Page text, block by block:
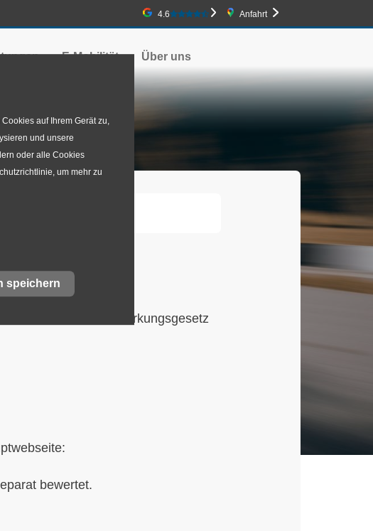
auf Ihrem Gerät zu,
und unsere
oder alle Cookies
um mehr zu
speichern
4.6 Google-Bewertung
Anfahrt
E-Mobilität Über uns
Barrierefreiheitsstärkungsgesetz
bewertet.